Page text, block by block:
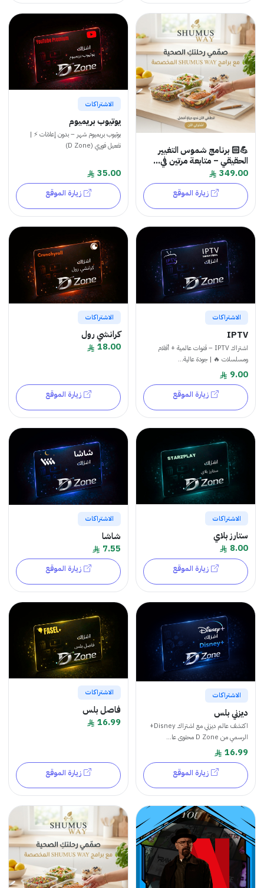
💪🏻 برنامج شموس التغيير
الحقيقي – متابعة مرتين في...
349.00
زيارة الموقع
الاشتراكات
يوتيوب بريميوم
يوتيوب بريميوم شهر – بدون إعلانات ⚡ |
تفعيل فوري (D Zone)
35.00
زيارة الموقع
الاشتراكات
IPTV
اشتراك IPTV – قنوات عالمية + أفلام
ومسلسلات 🔥 | جودة عالية...
9.00
زيارة الموقع
الاشتراكات
كرانشي رول
18.00
زيارة الموقع
الاشتراكات
ستارز بلاي
8.00
زيارة الموقع
الاشتراكات
شاشا
7.55
زيارة الموقع
الاشتراكات
ديزني بلس
اكتشف عالم ديزني مع اشتراك Disney+
الرسمي من D Zone محتوى عا...
16.99
زيارة الموقع
الاشتراكات
فاصل بلس
16.99
زيارة الموقع